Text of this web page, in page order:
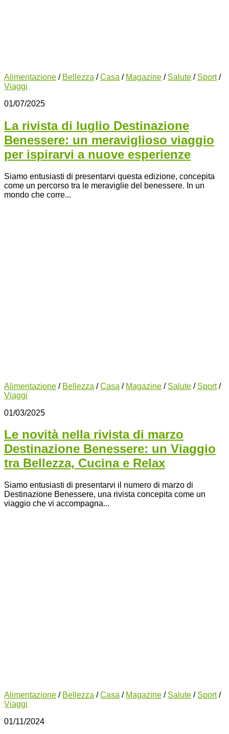
Alimentazione / Bellezza /Casa / Magazine / Salute / Sport/
Viaggi
01/07/2025
La rivista di luglio Destinazione
Benessere: un meraviglioso viaggio
per ispirarvi a nuove esperienze
Siamo entusiasti di presentarvi questa edizione, concepita
come un percorso tra le meraviglie del benessere. In un
mondo che corre...
Alimentazione / Bellezza /Casa / Magazine / Salute / Sport/
Viaggi
01/03/2025
Le novità nella rivista di marzo
Destinazione Benessere: un Viaggio
tra Bellezza, Cucina e Relax
Siamo entusiasti di presentarvi il numero di marzo di
Destinazione Benessere, una rivista concepita come un
viaggio che vi accompagna...
Alimentazione / Bellezza /Casa / Magazine / Salute / Sport/
Viaggi
01/11/2024